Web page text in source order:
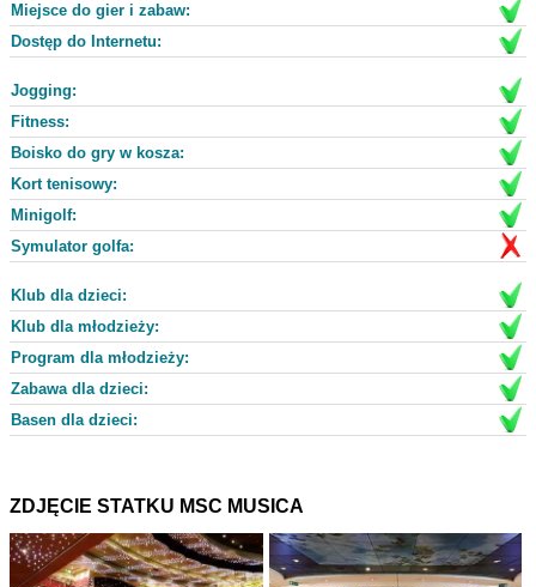
Miejsce do gier i zabaw:
Dostęp do Internetu:
Jogging:
Fitness:
Boisko do gry w kosza:
Kort tenisowy:
Minigolf:
Symulator golfa:
Klub dla dzieci:
Klub dla młodzieży:
Program dla młodzieży:
Zabawa dla dzieci:
Basen dla dzieci:
ZDJĘCIE STATKU MSC MUSICA